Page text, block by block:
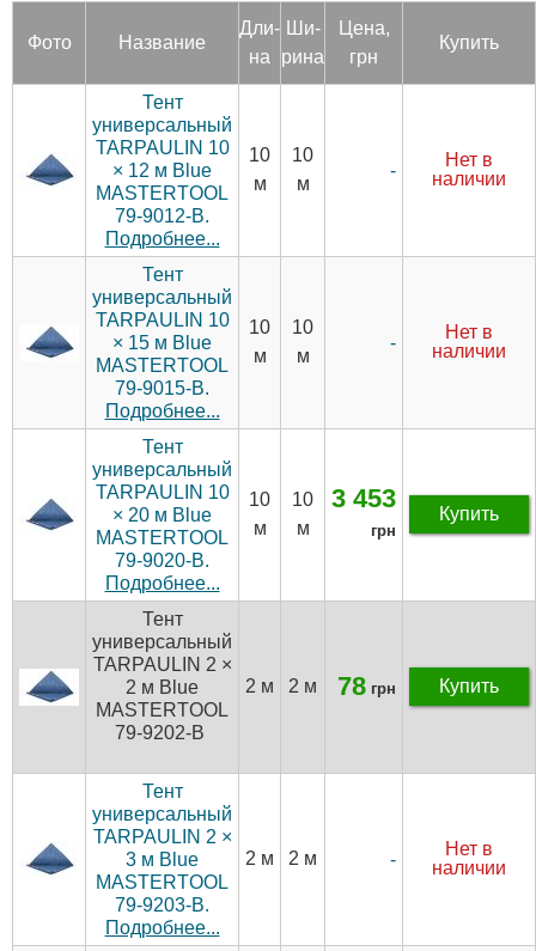
Фото Название
Дли­
на
Ши­
рина
Цена,
грн
Купить
Тент
универсальный
TARPAULIN 10
× 12 м Blue
MASTERTOOL
79-9012-В.
Подробнее...
10
м
10
м
-
Нет в
наличии
Тент
универсальный
TARPAULIN 10
× 15 м Blue
MASTERTOOL
79-9015-В.
Подробнее...
10
м
10
м
-
Нет в
наличии
Тент
универсальный
TARPAULIN 10
× 20 м Blue
MASTERTOOL
79-9020-В.
Подробнее...
10
м
10
м
3 453
грн
Купить
Тент
универсальный
TARPAULIN 2 ×
2 м Blue
MASTERTOOL
79-9202-В
2 м 2 м 78 грн Купить
Тент
универсальный
TARPAULIN 2 ×
3 м Blue
MASTERTOOL
79-9203-В.
Подробнее...
2 м 2 м -
Нет в
наличии